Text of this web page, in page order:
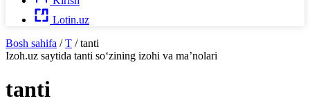
Lotin.uz
Bosh sahifa / T / tanti
Izoh.uz saytida tanti so‘zining izohi va ma’nolari
tanti